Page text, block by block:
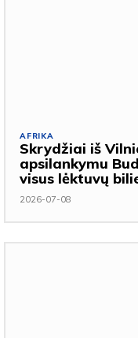
AFRIKA
Skrydžiai iš
apsilankymu
visus lėktuvų
2026-07-08